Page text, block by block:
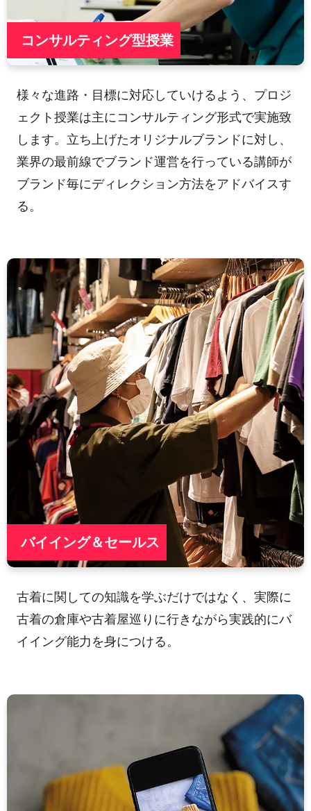
コンサルティング型授業
様々な進路・目標に対応していけるよう、プロジ
ェクト授業は主にコンサルティング形式で実施致
します。立ち上げたオリジナルブランドに対し、
業界の最前線でブランド運営を行っている講師が
ブランド毎にディレクション方法をアドバイスす
る。
バイイング＆セールス
古着に関しての知識を学ぶだけではなく、実際に
古着の倉庫や古着屋巡りに行きながら実践的にバ
イイング能力を身につける。